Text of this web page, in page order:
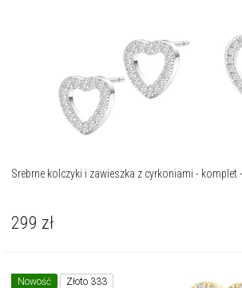
Srebrne kolczyki i zawieszka z cyrkoniami - komplet
299 zł
Nowość Złoto 333